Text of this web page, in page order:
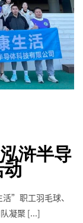
浒半导
”职工羽毛球、
凝聚 [...]